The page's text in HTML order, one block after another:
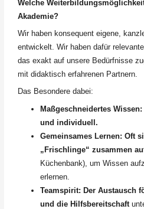
Welche
Akademie?
Wir haben konsequent eigene,
entwickelt. Wir haben dafür
das exakt auf unsere Bedürfnisse
mit didaktisch erfahrenen Partnern.
Das Besondere dabei:
Maßgeschneidertes
und individuell.
Gemeinsames Lernen: Oft
„Frischlinge“ zusammen
Küchenbank), um Wissen
erlernen.
Teamspirit: Der Austausch
und die Hilfsbereitschaft